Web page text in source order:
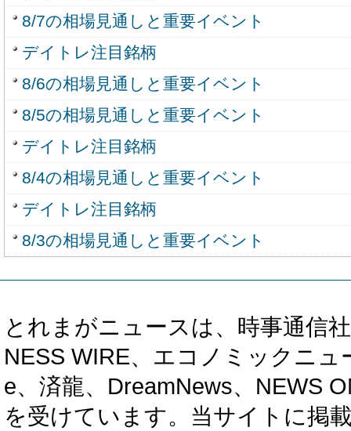
8/7の相場見通しと重要イベント
デイトレ注目銘柄
8/6の相場見通しと重要イベント
8/5の相場見通しと重要イベント
デイトレ注目銘柄
8/4の相場見通しと重要イベント
デイトレ注目銘柄
8/3の相場見通しと重要イベント
とれまがニュースは、時事通信
NESS WIRE、エコノミックニ
e、済龍、DreamNews、NEWS
を受けています。当サイトに掲